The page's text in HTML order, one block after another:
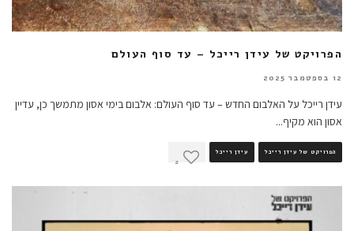
הפרויקט של עידן רייכל – עד סוף העולם
12 בספטמבר 2025
עידן רייכל על האלבום החדש – עד סוף העולם: אלבום בימי אסון מתמשך כן, עדיין
אסון הוא מקיף...
הפרויקט של עידן רייכל עידן רייכל
2